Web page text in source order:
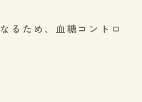
るため、血糖コントロ